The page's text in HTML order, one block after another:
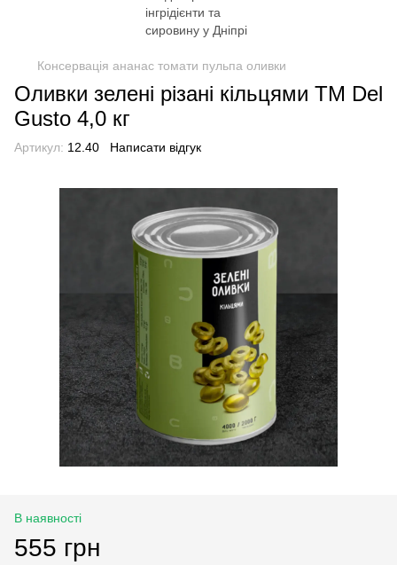
Консервація ананас томати пульпа оливки
Оливки зелені різані кільцями TM Del
Gusto 4,0 кг
Артикул: 12.40 Написати відгук
В наявності
555 грн